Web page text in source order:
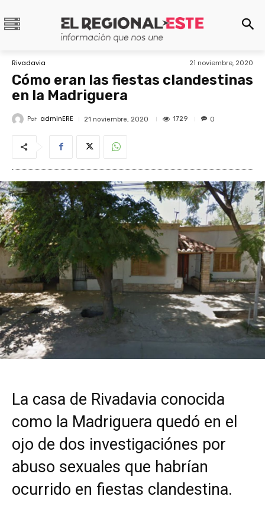
Rivadavia 21 noviembre, 2020
Cómo eran las fiestas clandestinas
en la Madriguera
Por adminERE 21 noviembre, 2020 1729 0
La casa de Rivadavia conocida
como la Madriguera quedó en el
ojo de dos investigaciónes por
abuso sexuales que habrían
ocurrido en fiestas clandestina.